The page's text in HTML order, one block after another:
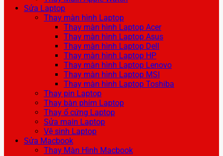
Sửa Laptop
Thay màn hình Laptop
Thay màn hình Laptop Acer
Thay màn hình Laptop Asus
Thay màn hình Laptop Dell
Thay màn hình Laptop HP
Thay màn hình Laptop Lenovo
Thay màn hình Laptop MSI
Thay màn hình Laptop Toshiba
Thay pin Laptop
Thay bàn phím Laptop
Thay ổ cứng Laptop
Sửa main Laptop
Vệ sinh Laptop
Sửa Macbook
Thay Màn Hình Macbook